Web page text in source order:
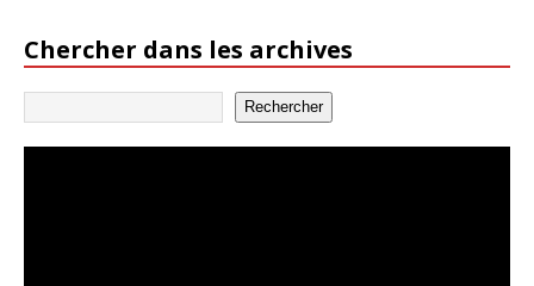
Chercher dans les archives
Rechercher